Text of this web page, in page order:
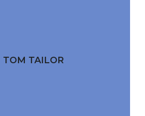
TOM TAILOR